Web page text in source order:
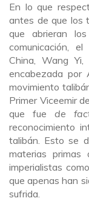
En lo que
antes de que los
que abrieran
comunicación,
China, Wang
encabezada por
movimiento
Primer Viceemir
que fue de
reconocimiento
talibán. Esto se
materias
imperialistas
que apenas han
sufrida.